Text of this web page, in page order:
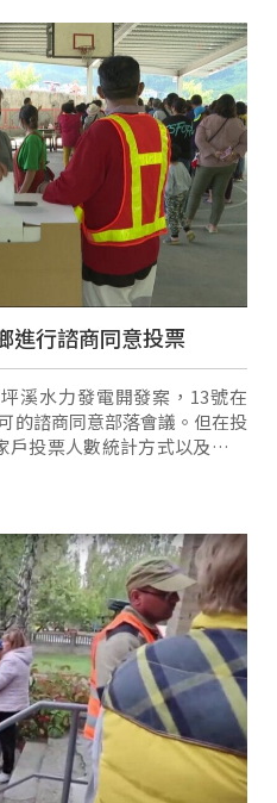
進行諮商同意投票
溪水力發電開發案，13號在
的諮商同意部落會議。但在投
投票人數統計方式以及委託